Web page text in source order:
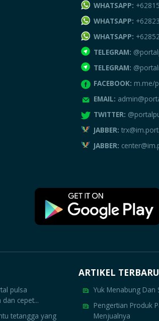
WHATSAPP:
WHATSAPP:
WHATSAPP:
TELEGRAM:
TELEGRAM:
FACEBOOK: m.me/
EMAIL:
TWITTER:
JABBER:
JABBER:
pulsa
cepet...
tetangga yang
ARTIKEL TERBARU
Yuk Menabung
Pengertian Produk
Menjualnya